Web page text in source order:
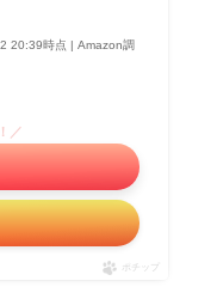
20:39時点 | Amazon調
／
ポチップ